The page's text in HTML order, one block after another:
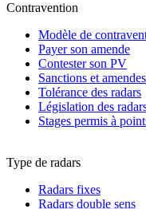
Contravention
Modèle de
Payer son amende
Contester son PV
Sanctions et amendes
Tolérance des radars
Législation des
Stages permis à
Type de radars
Radars fixes
Radars double sens